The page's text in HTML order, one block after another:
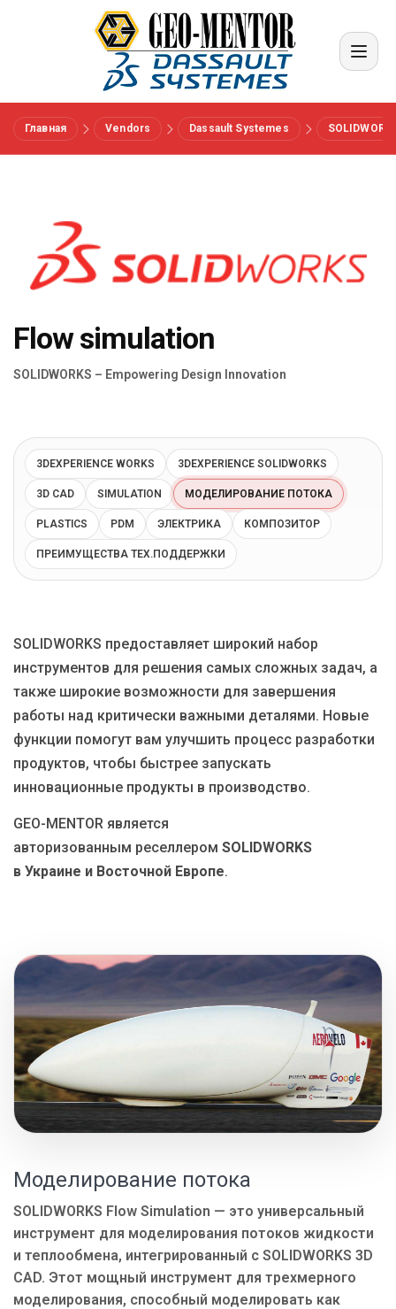
Меню
Референсы
Язык
EN UA RU DE IT
Главная Vendors Dassault Systemes
Flow simulation
SOLIDWORKS – Empowering Design Innovation
3DEXPERIENCE WORKS 3DEXPERIENCE SOLIDWORKS
3D CAD SIMULATION МОДЕЛИРОВАНИЕ ПОТОКА
PLASTICS PDM ЭЛЕКТРИКА КОМПОЗИТОР
ПРЕИМУЩЕСТВА ТЕХ.ПОДДЕРЖКИ
SOLIDWORKS предоставляет широкий набор
инструментов для решения самых сложных задач, а
также широкие возможности для завершения
работы над критически важными деталями. Новые
функции помогут вам улучшить процесс разработки
продуктов, чтобы быстрее запускать
инновационные продукты в производство.
GEO-MENTOR является
авторизованным реселлером SOLIDWORKS
в Украине и Восточной Европе.
Моделирование потока
SOLIDWORKS Flow Simulation — это универсальный
инструмент для моделирования потоков жидкости
и теплообмена, интегрированный с SOLIDWORKS 3D
CAD. Этот мощный инструмент для трехмерного
моделирования, способный моделировать как